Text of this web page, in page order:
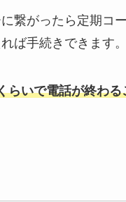
繋がったら定期コ
ば手続きできます。
らいで電話が終わる